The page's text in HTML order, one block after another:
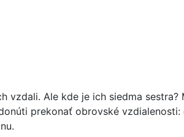
Ale kde je ich siedma sestra?
prekonať obrovské vzdialenosti: